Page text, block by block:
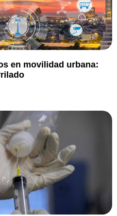
en movilidad urbana: